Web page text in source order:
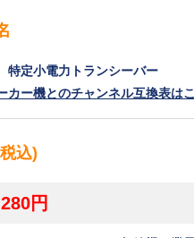
定小電力トランシーバー
カー機とのチャンネル互換表は
込)
円